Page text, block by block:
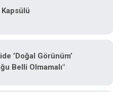
’doğal Görünüm’
Belli Olmamalı"